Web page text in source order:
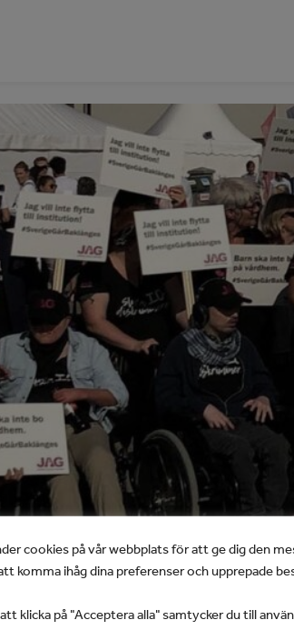
cookies på vår webbplats för att ge dig den
komma ihåg dina preferenser och upprepade
klicka på "Acceptera alla" samtycker du till